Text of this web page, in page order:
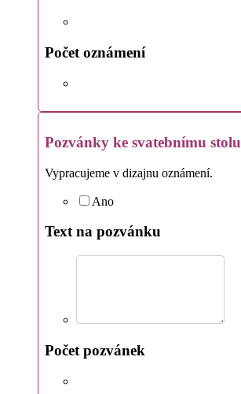
Počet oznámení
Pozvánky ke svatebnímu stolu
Vypracujeme v dizajnu oznámení.
Ano
Text na pozvánku
Počet pozvánek